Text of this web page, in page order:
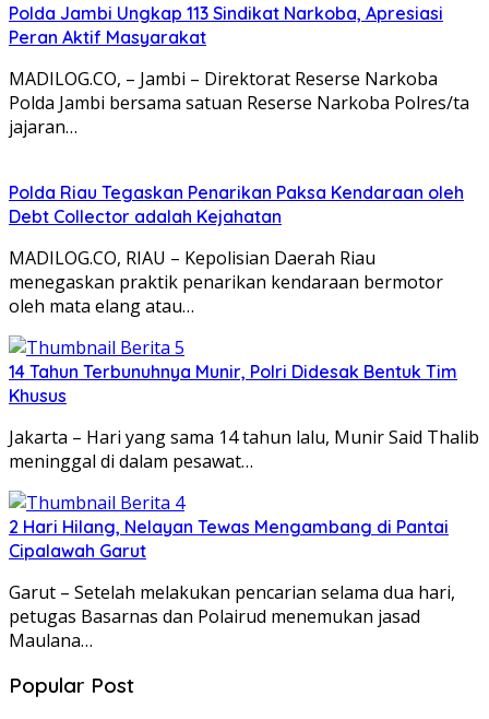
Polda Jambi Ungkap 113 Sindikat Narkoba, Apresiasi
Peran Aktif Masyarakat
MADILOG.CO, – Jambi – Direktorat Reserse Narkoba
Polda Jambi bersama satuan Reserse Narkoba Polres/ta
jajaran…
Polda Riau Tegaskan Penarikan Paksa Kendaraan oleh
Debt Collector adalah Kejahatan
MADILOG.CO, RIAU – Kepolisian Daerah Riau
menegaskan praktik penarikan kendaraan bermotor
oleh mata elang atau…
14 Tahun Terbunuhnya Munir, Polri Didesak Bentuk Tim
Khusus
Jakarta – Hari yang sama 14 tahun lalu, Munir Said Thalib
meninggal di dalam pesawat…
2 Hari Hilang, Nelayan Tewas Mengambang di Pantai
Cipalawah Garut
Garut – Setelah melakukan pencarian selama dua hari,
petugas Basarnas dan Polairud menemukan jasad
Maulana…
Popular Post